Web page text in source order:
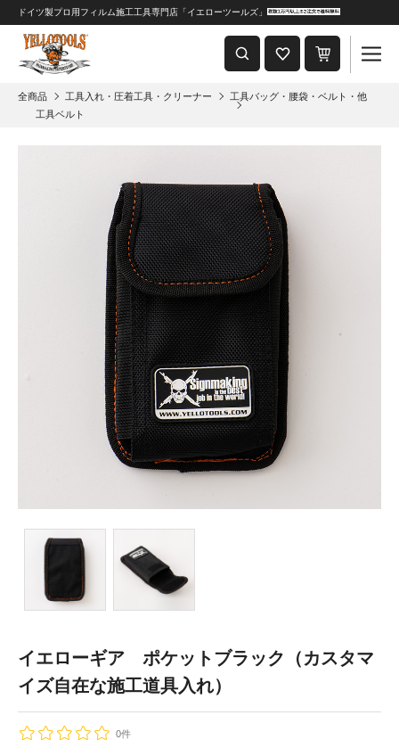
重要なおしらせ
2024年8月1日 価格改定につきまして
ドイツ製プロ用フィルム施工工具専門店「イエローツールズ」
全商品 工具入れ・圧着工具・クリーナー
工具バッグ・腰袋・ベルト・他
工具ベルト
イエローギア ポケットブラック（カスタマ
イズ自在な施工道具入れ）
0件